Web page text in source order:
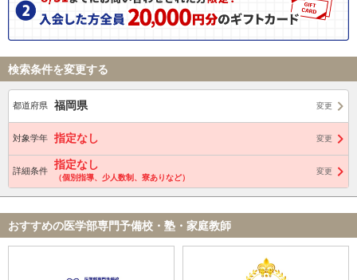
検索条件を変更する
都道府県 福岡県 変更
対象学年 指定なし 変更
詳細条件 指定なし
（個別指導、少人数制、寮ありなど）
変更
おすすめの医学部専門予備校・塾・家庭教師